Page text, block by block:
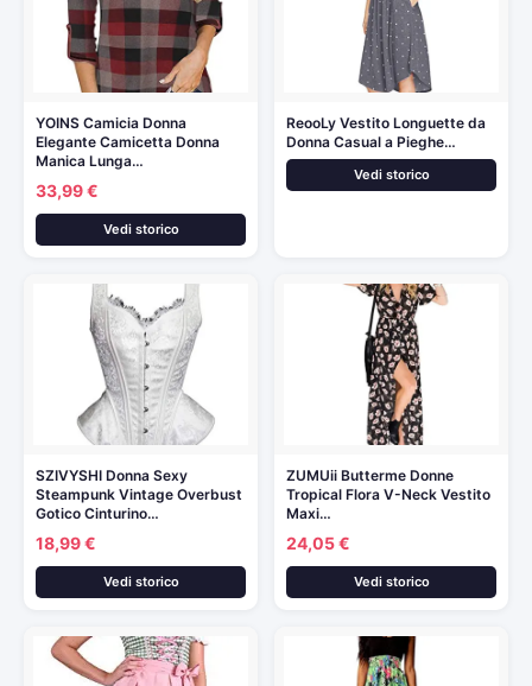
YOINS Camicia Donna
Elegante Camicetta Donna
Manica Lunga…
33,99 €
Vedi storico
ReooLy Vestito Longuette da
Donna Casual a Pieghe…
Vedi storico
SZIVYSHI Donna Sexy
Steampunk Vintage Overbust
Gotico Cinturino…
18,99 €
Vedi storico
ZUMUii Butterme Donne
Tropical Flora V-Neck Vestito
Maxi…
24,05 €
Vedi storico